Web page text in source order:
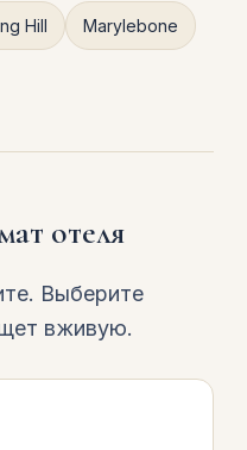
Hill Marylebone
отеля
Выберите
вживую.